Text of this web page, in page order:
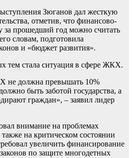
Зюганов дал жесткую
отметив, что финансово-
за прошедший год можно считать
словам, подготовила
и «бюджет развития».
тем стала ситуация в сфере ЖКХ.
не должна превышать 10%
быть заботой государства, а
граждан», – заявил лидер
внимание на проблемах
на критическом состоянии
увеличить финансирование
по защите многодетных